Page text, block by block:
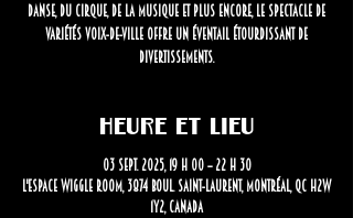
danse, du cirque, de la musique et plus encore, le spectacle de
variétés Voix-de-Ville offre un éventail étourdissant de
divertissements.
Heure et lieu
03 sept. 2025, 19 h 00 – 22 h 30
L'Espace Wiggle Room, 3874 Boul. Saint-Laurent, Montréal, QC H2W
1Y2, Canada